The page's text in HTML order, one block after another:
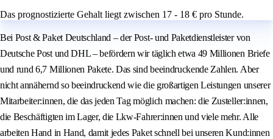
Das prognostizierte Gehalt liegt zwischen 17 - 18 € pro Stunde.
Bei Post & Paket Deutschland – der Post- und Paketdienstleister von
Deutsche Post und DHL – befördern wir täglich etwa 49 Millionen Briefe
und rund 6,7 Millionen Pakete. Das sind beeindruckende Zahlen. Aber
nicht annähernd so beeindruckend wie die großartigen Leistungen unserer
Mitarbeiter:innen, die das jeden Tag möglich machen: die Zusteller:innen,
die Beschäftigten im Lager, die Lkw-Fahrer:innen und viele mehr. Alle
arbeiten Hand in Hand, damit jedes Paket schnell bei unseren Kund:innen